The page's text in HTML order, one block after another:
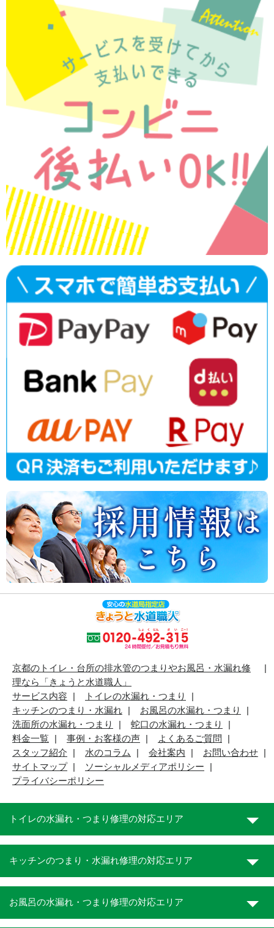
京都のトイレ・台所の排水管のつまりやお風呂・水漏れ修
理なら「きょうと水道職人」
サービス内容
トイレの水漏れ・つまり
キッチンのつまり・水漏れ
お風呂の水漏れ・つまり
洗面所の水漏れ・つまり
蛇口の水漏れ・つまり
料金一覧
事例・お客様の声
よくあるご質問
スタッフ紹介
水のコラム 会社案内
お問い合わせ
サイトマップ
ソーシャルメディアポリシー
プライバシーポリシー
トイレの水漏れ・つまり修理の対応エリア
キッチンのつまり・水漏れ修理の対応エリア
お風呂の水漏れ・つまり修理の対応エリア